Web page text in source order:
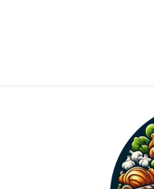
Pirottino
70x130mm
€34,72